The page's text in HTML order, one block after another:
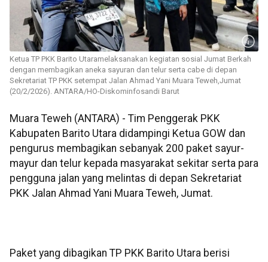
Ketua TP PKK Barito Utaramelaksanakan kegiatan sosial Jumat Berkah
dengan membagikan aneka sayuran dan telur serta cabe di depan
Sekretariat TP PKK setempat Jalan Ahmad Yani Muara Teweh,Jumat
(20/2/2026). ANTARA/HO-Diskominfosandi Barut
Muara Teweh (ANTARA) - Tim Penggerak PKK
Kabupaten Barito Utara didampingi Ketua GOW dan
pengurus membagikan sebanyak 200 paket sayur-
mayur dan telur kepada masyarakat sekitar serta para
pengguna jalan yang melintas di depan Sekretariat
PKK Jalan Ahmad Yani Muara Teweh, Jumat.
Paket yang dibagikan TP PKK Barito Utara berisi